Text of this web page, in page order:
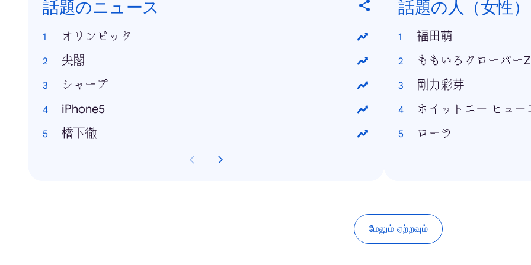
話題のニュース
オリンピック
尖閣
シャープ
iPhone5
橋下徹
話題の人（女性）
福田萌
ももいろクローバーZ
剛力彩芽
ホイットニー ヒュー
ローラ
மேலும் ஏற்றவும்